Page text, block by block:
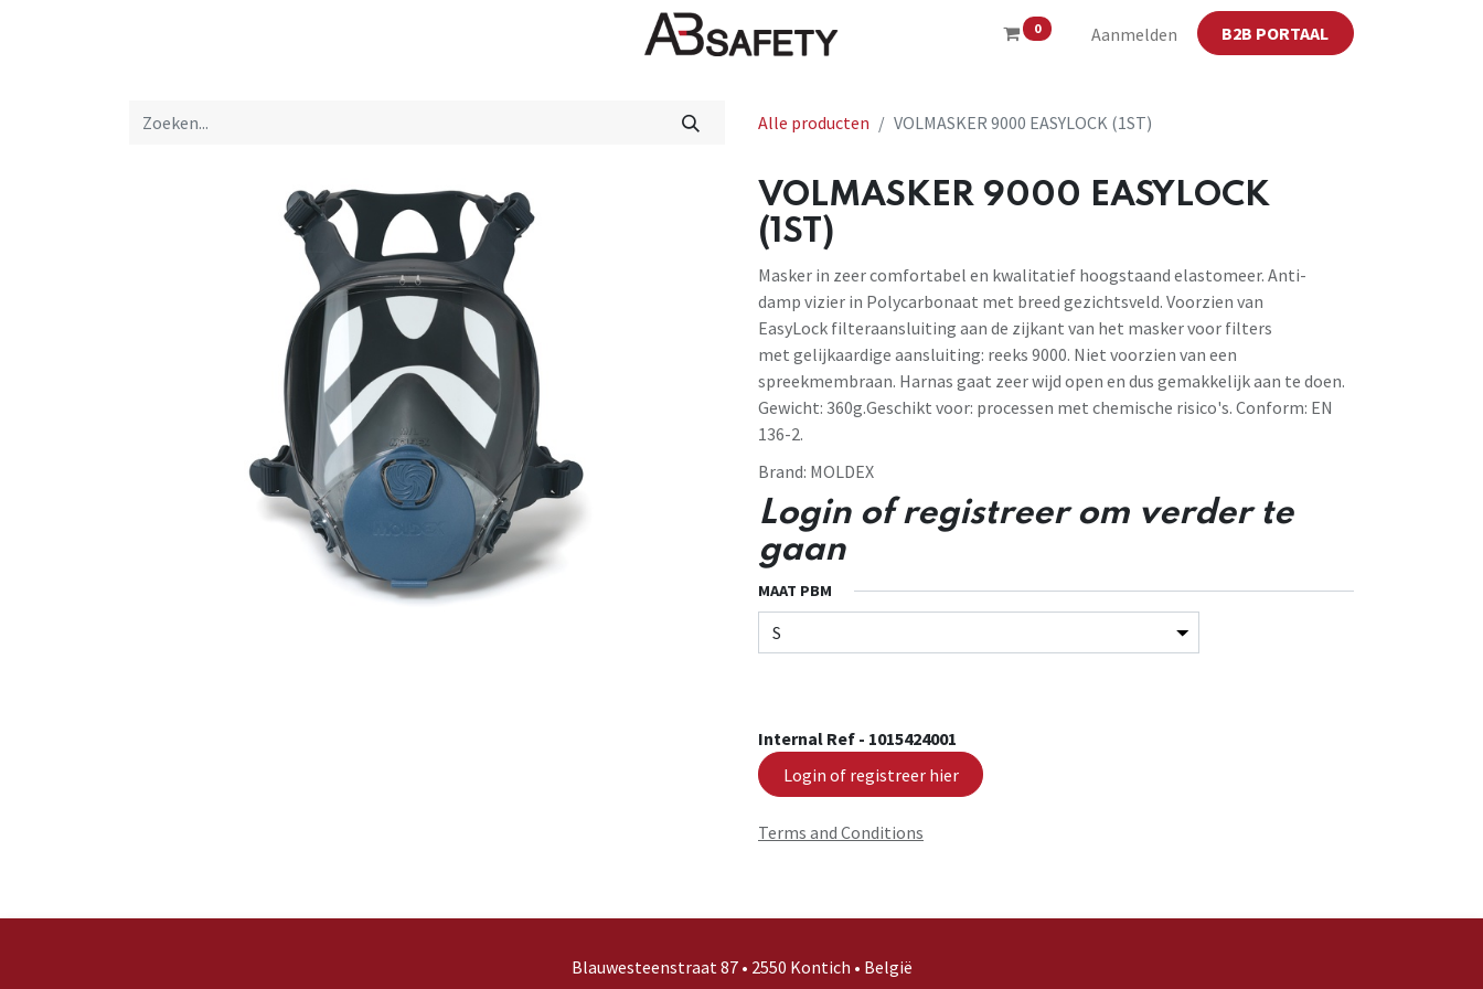
0 Aanmelden B2B PORTAAL
Winkel CE
Alle producten VOLMASKER 9000 EASYLOCK (1ST)
VOLMASKER 9000 EASYLOCK
(1ST)
Masker in zeer comfortabel en kwalitatief hoogstaand elastomeer. Anti-
damp vizier in Polycarbonaat met breed gezichtsveld. Voorzien van
EasyLock filteraansluiting aan de zijkant van het masker voor filters
met gelijkaardige aansluiting: reeks 9000. Niet voorzien van een
spreekmembraan. Harnas gaat zeer wijd open en dus gemakkelijk aan te doen.
Gewicht: 360g.Geschikt voor: processen met chemische risico's. Conform: EN
136-2.
Brand: MOLDEX
Login of registreer om verder te
gaan
MAAT PBM
Internal Ref - 1015424001
Login of registreer hier
Terms and Conditions
Blauwesteenstraat 87 • 2550 Kontich • België